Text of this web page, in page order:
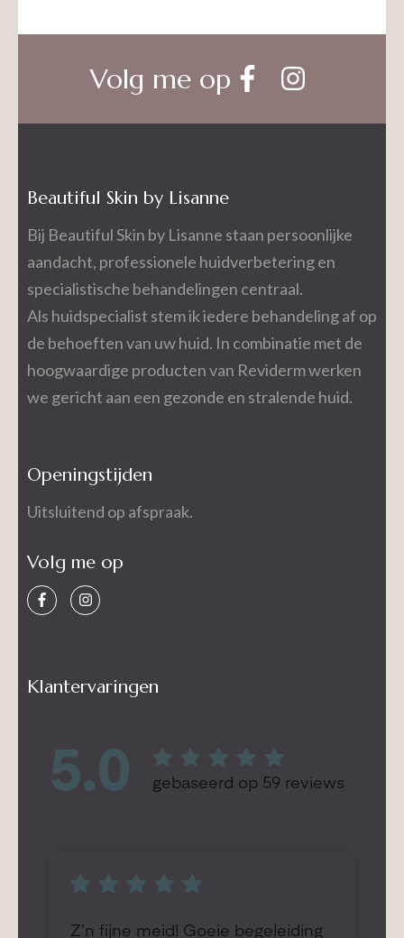
Volg me op
Beautiful Skin by Lisanne
Bij Beautiful Skin by Lisanne staan persoonlijke
aandacht, professionele huidverbetering en
specialistische behandelingen centraal.
Als huidspecialist stem ik iedere behandeling af op
de behoeften van uw huid. In combinatie met de
hoogwaardige producten van Reviderm werken
we gericht aan een gezonde en stralende huid.
Openingstijden
Uitsluitend op afspraak.
Volg me op
Klantervaringen